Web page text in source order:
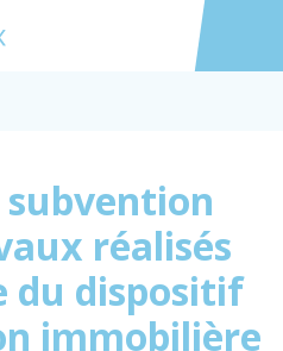
Accéder
subvention
réalisés
du dispositif
immobilière